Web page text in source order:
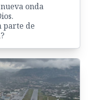
onda
parte de